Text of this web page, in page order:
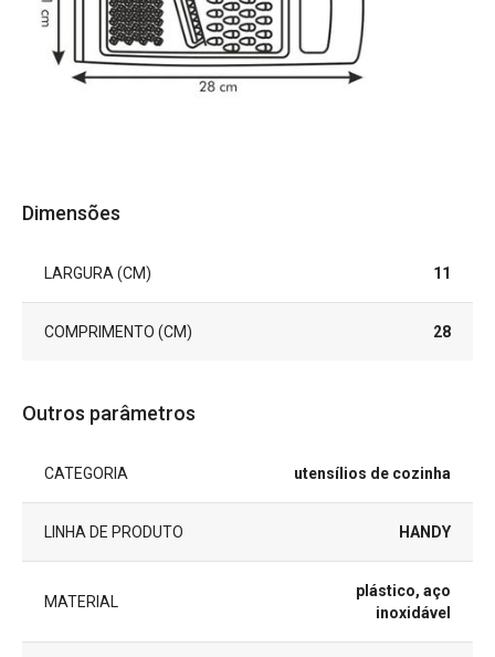
Dimensões
LARGURA (CM) 11
COMPRIMENTO (CM) 28
Outros parâmetros
CATEGORIA utensílios de cozinha
LINHA DE PRODUTO HANDY
MATERIAL
plástico, aço
inoxidável